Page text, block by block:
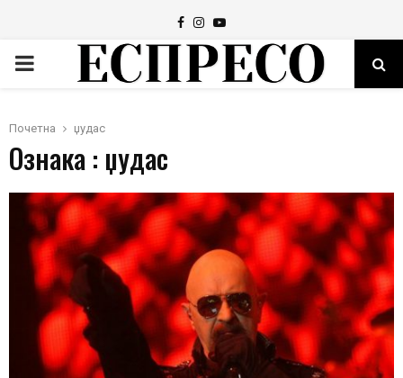
Facebook
Instagram
Youtube
PRIMARY
Почетна џудас
Ознака : џудас